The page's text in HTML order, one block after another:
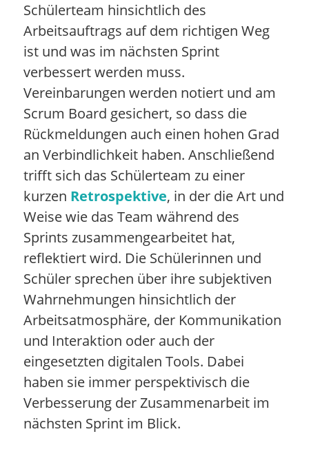
Schülerteam hinsichtlich des
Arbeitsauftrags auf dem richtigen Weg
ist und was im nächsten Sprint
verbessert werden muss.
Vereinbarungen werden notiert und am
Scrum Board gesichert, so dass die
Rückmeldungen auch einen hohen Grad
an Verbindlichkeit haben. Anschließend
trifft sich das Schülerteam zu einer
kurzen Retrospektive, in der die Art und
Weise wie das Team während des
Sprints zusammengearbeitet hat,
reflektiert wird. Die Schülerinnen und
Schüler sprechen über ihre subjektiven
Wahrnehmungen hinsichtlich der
Arbeitsatmosphäre, der Kommunikation
und Interaktion oder auch der
eingesetzten digitalen Tools. Dabei
haben sie immer perspektivisch die
Verbesserung der Zusammenarbeit im
nächsten Sprint im Blick.